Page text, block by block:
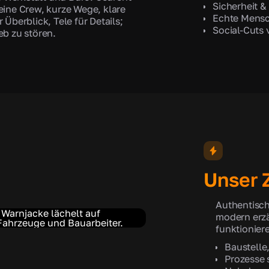
Crew, kurze Wege, klare
Überblick, Tele für Details;
zu stören.
Sicherheit
Echte
Social-Cuts
Unser
modern